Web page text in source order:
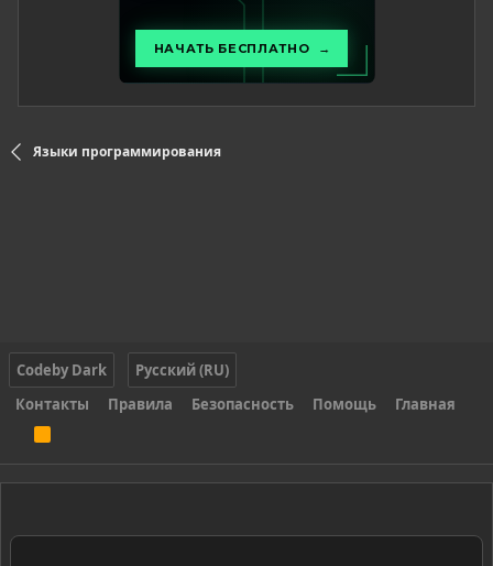
Языки программирования
Codeby Dark
Русский (RU)
Контакты
Правила Безопасность Помощь Главная
S